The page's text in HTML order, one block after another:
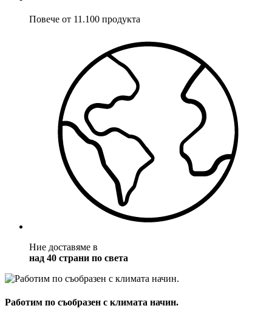
Повече от 11.100 продукта
Ние доставяме в
над 40 страни по света
Работим по съобразен с климата начин.